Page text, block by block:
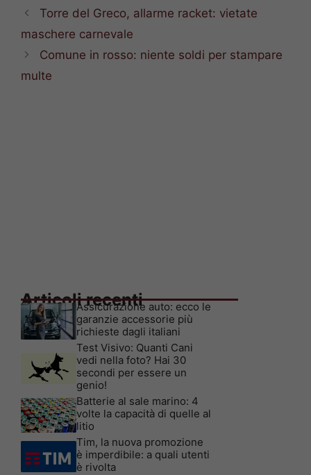
Torre del Greco, allarme racket: vietate
maschere carnevale
Comune in rosso: niente soldi per stampare
multe
Articoli recenti
Assicurazione auto: ecco le
garanzie accessorie più
richieste dagli italiani
Test Visivo: Quanti Cani
vedi nella foto? Hai 30
secondi per essere un
genio!
Batterie al sale marino: 4
volte la capacità di quelle al
litio
Tim, la nuova promozione
è imperdibile: a quali utenti
è rivolta